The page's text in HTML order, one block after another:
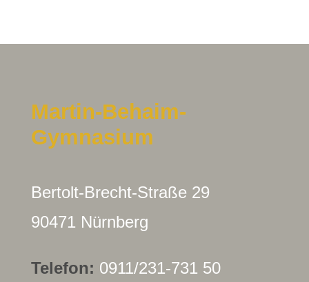
Martin-Behaim-
Gymnasium
Bertolt-Brecht-Straße 29
90471 Nürnberg
Telefon: 0911/231-731 50